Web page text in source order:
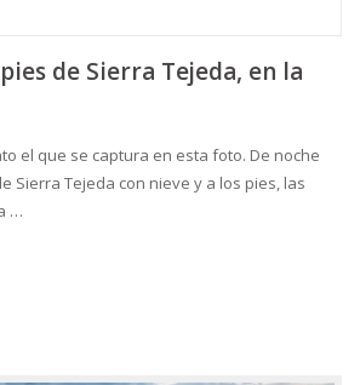
de Sierra Tejeda, en la
el que se captura en esta foto. De noche
Sierra Tejeda con nieve y a los pies, las
…